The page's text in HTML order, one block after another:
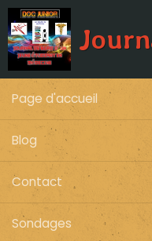
Page d'accueil
Blog
Contact
Sondages